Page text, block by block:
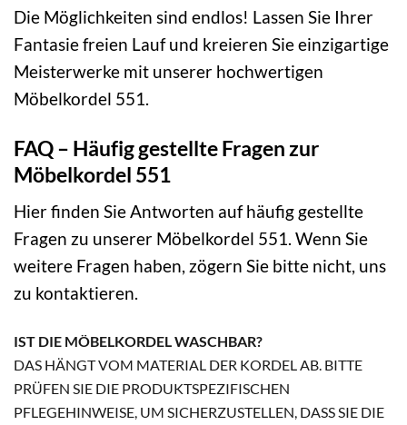
Die Möglichkeiten sind endlos! Lassen Sie Ihrer
Fantasie freien Lauf und kreieren Sie einzigartige
Meisterwerke mit unserer hochwertigen
Möbelkordel 551.
FAQ – Häufig gestellte Fragen zur
Möbelkordel 551
Hier finden Sie Antworten auf häufig gestellte
Fragen zu unserer Möbelkordel 551. Wenn Sie
weitere Fragen haben, zögern Sie bitte nicht, uns
zu kontaktieren.
IST DIE MÖBELKORDEL WASCHBAR?
DAS HÄNGT VOM MATERIAL DER KORDEL AB. BITTE
PRÜFEN SIE DIE PRODUKTSPEZIFISCHEN
PFLEGEHINWEISE, UM SICHERZUSTELLEN, DASS SIE DIE